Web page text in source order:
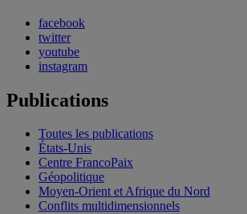
facebook
twitter
youtube
instagram
Publications
Toutes les publications
États-Unis
Centre FrancoPaix
Géopolitique
Moyen-Orient et Afrique du Nord
Conflits multidimensionnels